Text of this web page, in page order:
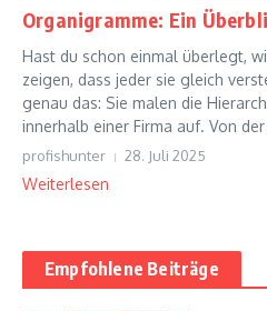
Organigramme: Ein
Hast du schon einmal überlegt,
zeigen, dass jeder sie gleich
genau das: Sie malen die
innerhalb einer Firma auf. Von
profishunter 28. Juli 2025
Weiterlesen
Empfohlene Beiträge